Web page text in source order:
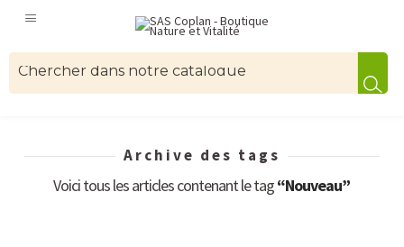
Archive des tags
Voici tous les articles contenant le tag“Nouveau”